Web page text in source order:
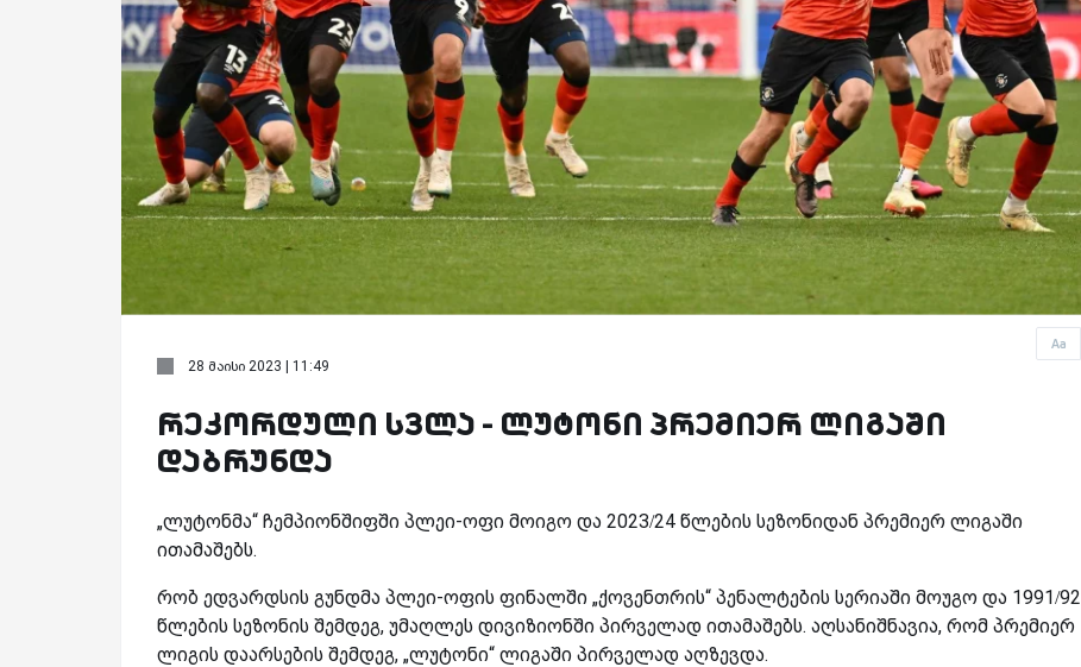
Aa
28 მაისი 2023 | 11:49
რეკორდული სვლა - ლუტონი პრემიერ ლიგაში
დაბრუნდა
„ლუტონმა“ ჩემპიონშიფში პლეი-ოფი მოიგო და 2023/24 წლების სეზონიდან პრემიერ ლიგაში
ითამაშებს.
რობ ედვარდსის გუნდმა პლეი-ოფის ფინალში „ქოვენთრის“ პენალტების სერიაში მოუგო და 1991/92
წლების სეზონის შემდეგ, უმაღლეს დივიზიონში პირველად ითამაშებს. აღსანიშნავია, რომ პრემიერ
ლიგის დაარსების შემდეგ, „ლუტონი“ ლიგაში პირველად აღზევდა.